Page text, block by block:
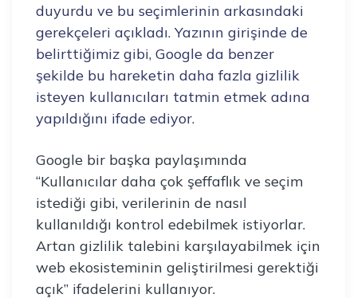
duyurdu ve bu seçimlerinin arkasındaki
gerekçeleri açıkladı. Yazının girişinde de
belirttiğimiz gibi, Google da benzer
şekilde bu hareketin daha fazla gizlilik
isteyen kullanıcıları tatmin etmek adına
yapıldığını ifade ediyor.
Google bir başka paylaşımında
“Kullanıcılar daha çok şeffaflık ve seçim
istediği gibi, verilerinin de nasıl
kullanıldığı kontrol edebilmek istiyorlar.
Artan gizlilik talebini karşılayabilmek için
web ekosisteminin geliştirilmesi gerektiği
açık” ifadelerini kullanıyor.